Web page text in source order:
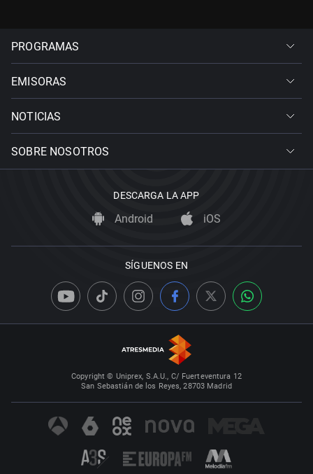
PROGRAMAS
EMISORAS
NOTICIAS
SOBRE NOSOTROS
DESCARGA LA APP
Android iOS
SÍGUENOS EN
Copyright © Uniprex, S.A.U., C/ Fuerteventura 12
San Sebastián de los Reyes, 28703 Madrid